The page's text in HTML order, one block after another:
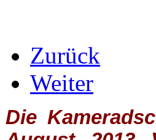
Zurück
Weiter
Die